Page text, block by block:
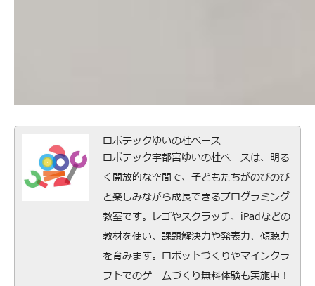
ロボテックゆいの杜ベース
ロボテック宇都宮ゆいの杜ベースは、明る
く開放的な空間で、子どもたちがのびのび
と楽しみながら成長できるプログラミング
教室です。レゴやスクラッチ、iPadなどの
教材を使い、課題解決力や発表力、傾聴力
を育みます。ロボットづくりやマインクラ
フトでのゲームづくり無料体験も実施中！